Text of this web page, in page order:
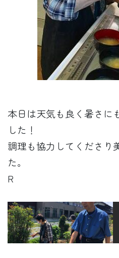
本日は天気も良く暑さに
した！
調理も協力してくださり
た。
R